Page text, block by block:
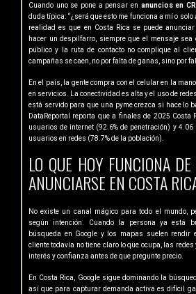
Cuando uno se pone a pensar en anuncios en CR
duda típica: “¿será que esto me funciona a mí o
realidad es que en Costa Rica se puede
hacer un despilfarro, siempre que el mensaje sea
público y la ruta de contacto no complique al
campañas se caen, no por falta de ganas, sino por
En el país, la gente compra con el celular en la
en servicios. La conectividad es alta y el uso de
está servido para que una pyme crezca si hace lo
DataReportal reporta que a finales de 2025 Costa
usuarios de internet (92.6% de penetración) y
usuarios en redes (78.7% de la población).
LO QUE HOY FUNCIONA
ANUNCIARSE EN COSTA
No existe un canal mágico para todo el mundo,
según intención. Cuando la persona ya está
búsqueda en Google y los mapas suelen rendir
cliente todavía no tiene claro lo que ocupa, las
interés y confianza antes de que pregunte precio.
En Costa Rica, Google sigue dominando la
así que para capturar demanda activa es difícil